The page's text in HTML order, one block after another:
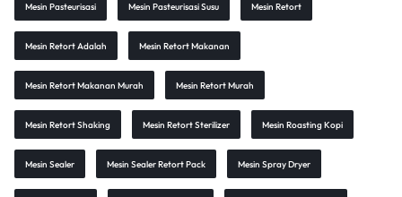
Mesin Pasteurisasi Mesin Pasteurisasi Susu Mesin Retort
Mesin Retort Adalah Mesin Retort Makanan
Mesin Retort Makanan Murah Mesin Retort Murah
Mesin Retort Shaking Mesin Retort Sterilizer Mesin Roasting Kopi
Mesin Sealer Mesin Sealer Retort Pack Mesin Spray Dryer